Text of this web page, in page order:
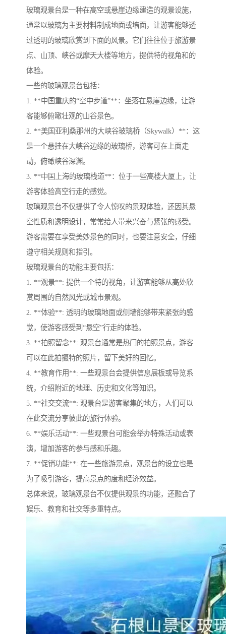
玻璃观景台是一种在高空或悬崖边缘建造的观景设施，
通常以玻璃为主要材料制成地面或墙面，让游客能够透
过透明的玻璃欣赏到下面的风景。它们往往位于旅游景
点、山顶、峡谷或摩天大楼等地方，提供特的视角和的
体验。
一些的玻璃观景台包括：
1. **中国重庆的“空中步道”**：坐落在悬崖边缘，让游
客能够俯瞰壮观的山谷景色。
2. **美国亚利桑那州的大峡谷玻璃桥（Skywalk）**：这
是一个悬挂在大峡谷边缘的玻璃桥，游客可在上面走
动，俯瞰峡谷深渊。
3. **中国上海的玻璃栈道**：位于一些高楼大厦上，让
游客体验高空行走的感觉。
玻璃观景台不仅提供了令人惊叹的景观体验，还因其悬
空性质和透明设计，常常给人带来兴奋与紧张的感受。
游客需要在享受美妙景色的同时，也要注意安全，仔细
遵守相关规则和指引。
玻璃观景台的功能主要包括：
1. **观景**: 提供一个特的视角，让游客能够从高处欣
赏周围的自然风光或城市景观。
2. **体验**: 透明的玻璃地面或侧墙能够带来紧张的感
觉，使游客感受到“悬空”行走的体验。
3. **拍照留念**: 观景台通常是热门的拍照景点，游客
可以在此拍摄特的照片，留下美好的回忆。
4. **教育作用**: 一些观景台会提供信息展板或导览系
统，介绍附近的地理、历史和文化等知识。
5. **社交交流**: 观景台是游客聚集的地方，人们可以
在此交流分享彼此的旅行体验。
6. **娱乐活动**: 一些观景台可能会举办特殊活动或表
演，增加游客的参与感和乐趣。
7. **促销功能**: 在一些旅游景点，观景台的设立也是
为了吸引游客，提高景点的度和经济效益。
总体来说，玻璃观景台不仅提供观景的功能，还融合了
娱乐、教育和社交等多重特点。